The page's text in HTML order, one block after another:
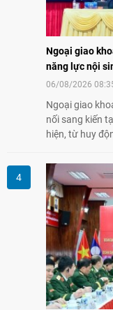
Ngoại giao
năng lực nội
06/08/2026
Ngoại giao
nối sang kiến
hiện, từ huy
nghệ, đổi mới
phát triển đất